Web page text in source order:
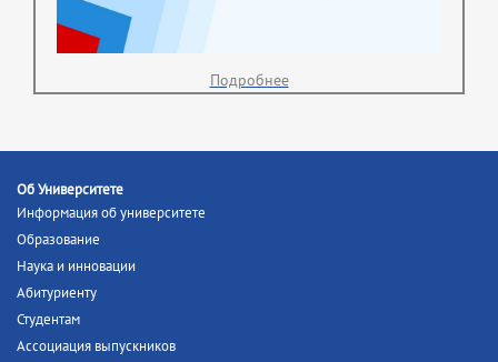
Подробнее
Об Университете
Информация об университете
Образование
Наука и инновации
Абитуриенту
Студентам
Ассоциация выпускников